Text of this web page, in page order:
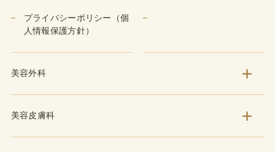
プライバシーポリシー（個
人情報保護方針）
美容外科
美容皮膚科